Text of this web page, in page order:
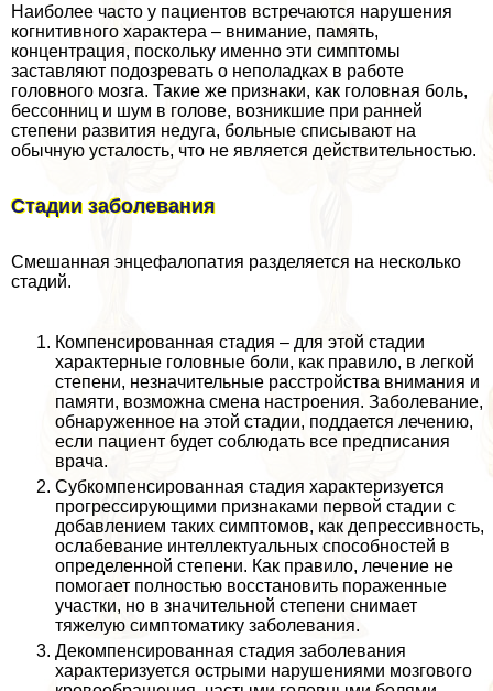
Наиболее часто у пациентов встречаются нарушения
когнитивного хаpaктера – внимание, память,
концентрация, поскольку именно эти симптомы
заставляют подозревать о неполадках в работе
головного мозга. Такие же признаки, как головная боль,
бессонниц и шум в голове, возникшие при ранней
степени развития недуга, больные списывают на
обычную усталость, что не является действительностью.
Стадии заболевания
Смешанная энцефалопатия разделяется на несколько
стадий.
Компенсированная стадия – для этой стадии
хаpaктерные головные боли, как правило, в легкой
степени, незначительные расстройства внимания и
памяти, возможна смена настроения. Заболевание,
обнаруженное на этой стадии, поддается лечению,
если пациент будет соблюдать все предписания
врача.
Субкомпенсированная стадия хаpaктеризуется
прогрессирующими признаками первой стадии с
добавлением таких симптомов, как депрессивность,
ослабевание интеллектуальных способностей в
определенной степени. Как правило, лечение не
помогает полностью восстановить пораженные
участки, но в значительной степени снимает
тяжелую симптоматику заболевания.
Декомпенсированная стадия заболевания
хаpaктеризуется острыми нарушениями мозгового